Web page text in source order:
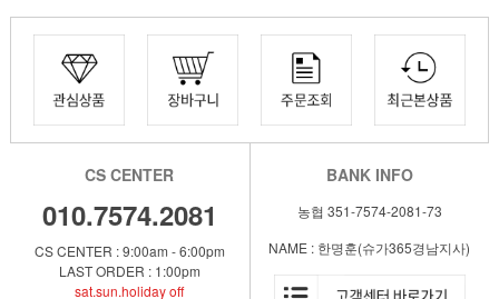
CS CENTER
010.7574.2081
CS CENTER : 9:00am - 6:00pm
LAST ORDER : 1:00pm
sat.sun.holiday off
BANK INFO
농협 351-7574-2081-73
NAME : 한명훈(슈가365경남지사)